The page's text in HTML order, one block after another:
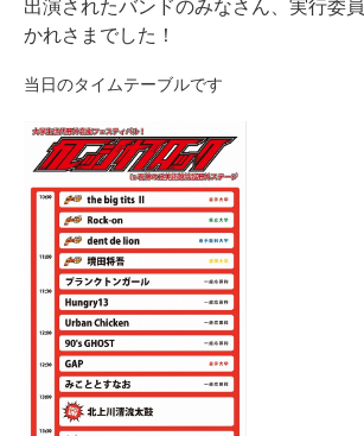
かれさまでした！
当日のタイムテーブルです